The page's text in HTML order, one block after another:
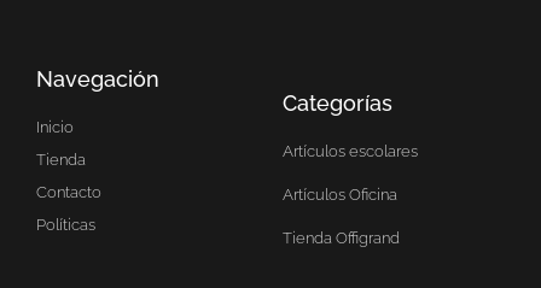
Navegación
Inicio
Tienda
Contacto
Políticas
Categorías
Artículos escolares
Artículos Oficina
Tienda Offigrand